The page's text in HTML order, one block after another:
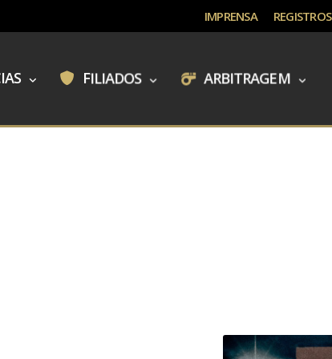
IMPRENSA REGISTROS
FILIADOS ARBITRAGEM